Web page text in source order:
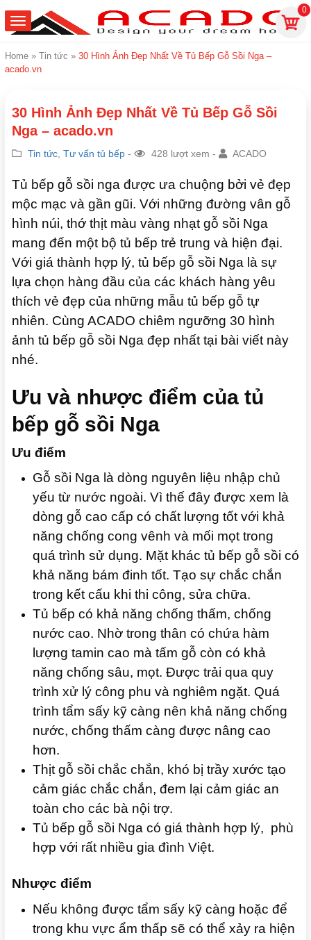
0
Home » Tin tức » 30 Hình Ảnh Đẹp Nhất Về Tủ Bếp Gỗ Sồi Nga –
acado.vn
30 Hình Ảnh Đẹp Nhất Về Tủ Bếp Gỗ Sồi
Nga – acado.vn
Tin tức Tư vấn tủ bếp - 428 lượt xem - ACADO
Tủ bếp gỗ sồi nga được ưa chuộng bởi vẻ đẹp
mộc mạc và gần gũi. Với những đường vân gỗ
hình núi, thớ thịt màu vàng nhạt gỗ sồi Nga
mang đến một bộ tủ bếp trẻ trung và hiện đại.
Với giá thành hợp lý, tủ bếp gỗ sồi Nga là sự
lựa chọn hàng đầu của các khách hàng yêu
thích vẻ đẹp của những mẫu tủ bếp gỗ tự
nhiên. Cùng ACADO chiêm ngưỡng 30 hình
ảnh tủ bếp gỗ sồi Nga đẹp nhất tại bài viết này
nhé.
Ưu và nhược điểm của tủ
bếp gỗ sồi Nga
Ưu điểm
Gỗ sồi Nga là dòng nguyên liệu nhập chủ
yếu từ nước ngoài. Vì thế đây được xem là
dòng gỗ cao cấp có chất lượng tốt với khả
năng chống cong vênh và mối mọt trong
quá trình sử dụng. Mặt khác tủ bếp gỗ sồi có
khả năng bám đinh tốt. Tạo sự chắc chắn
trong kết cấu khi thi công, sửa chữa.
Tủ bếp có khả năng chống thấm, chống
nước cao. Nhờ trong thân có chứa hàm
lượng tamin cao mà tấm gỗ còn có khả
năng chống sâu, mọt. Được trải qua quy
trình xử lý công phu và nghiêm ngặt. Quá
trình tẩm sấy kỹ càng nên khả năng chống
nước, chống thấm càng được nâng cao
hơn.
Thịt gỗ sồi chắc chắn, khó bị trầy xước tạo
cảm giác chắc chắn, đem lại cảm giác an
toàn cho các bà nội trợ.
Tủ bếp gỗ sồi Nga có giá thành hợp lý, phù
hợp với rất nhiều gia đình Việt.
Nhược điểm
Nếu không được tẩm sấy kỹ càng hoặc để
trong khu vực ẩm thấp sẽ có thể xảy ra hiện